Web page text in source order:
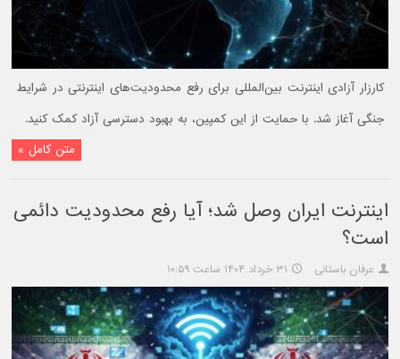
کارزار آزادی اینترنت بین‌المللی برای رفع محدودیت‌های اینترنتی در شرایط
جنگی آغاز شد. با حمایت از این کمپین، به بهبود دسترسی آزاد کمک کنید.
متن کامل »
اینترنت ایران وصل شد؛ آیا رفع محدودیت دائمی
است؟
عرفان باستانی ۳۱ خرداد ۱۴۰۴ ساعت ۱۰:۵۹